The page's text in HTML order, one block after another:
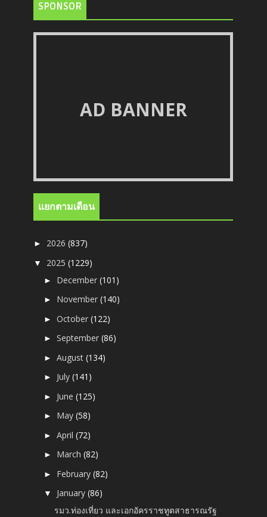
SPONSOR
AD BANNER
แยกตามเดือน
► 2026(837)
▼ 2025(1229)
► December(101)
► November(140)
►October(122)
►September(86)
►August(134)
► July(141)
► June(125)
► May(58)
►April(72)
► March(82)
► February(82)
▼ January(86)
รมว.ท่องเที่ยว และเอกอัครราชทูตสาธารณรัฐ